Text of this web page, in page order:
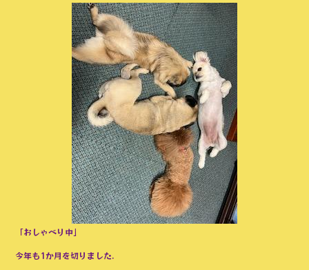
「おしゃべり中」
今年も1か月を切りました.